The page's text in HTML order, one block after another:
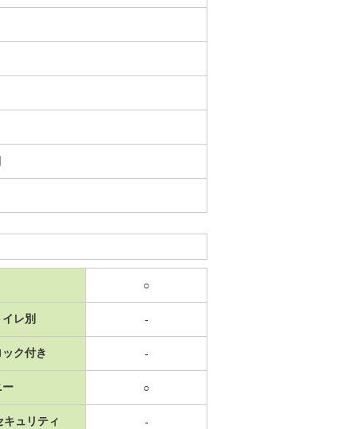
○
レ別 -
ク付き -
ー ○
キュリティ -